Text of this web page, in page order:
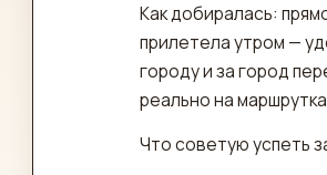
Как добиралась:
прилетела утром —
городу и за город
реально на
Что советую успеть